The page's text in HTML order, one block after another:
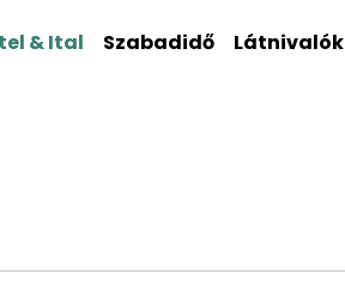
& Ital Szabadidő Látnivalók